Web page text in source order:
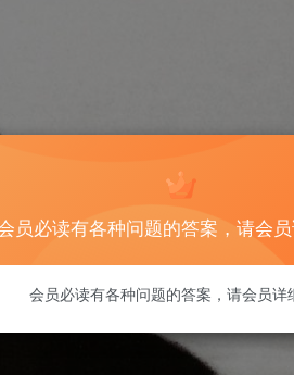
员必读有各种问题的答案，请会
会员必读有各种问题的答案，请会员详